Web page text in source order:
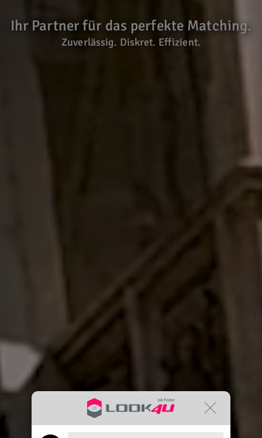
Ihr Partner für das perfekte Matching.
Zuverlässig. Diskret. Effizient.